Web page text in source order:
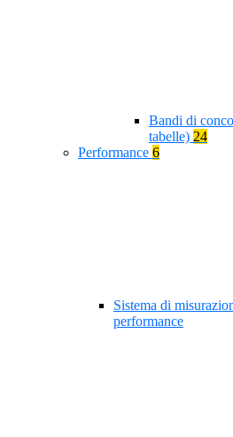
Bandi di
tabelle) 24
Performance 6
Sistema di
performance